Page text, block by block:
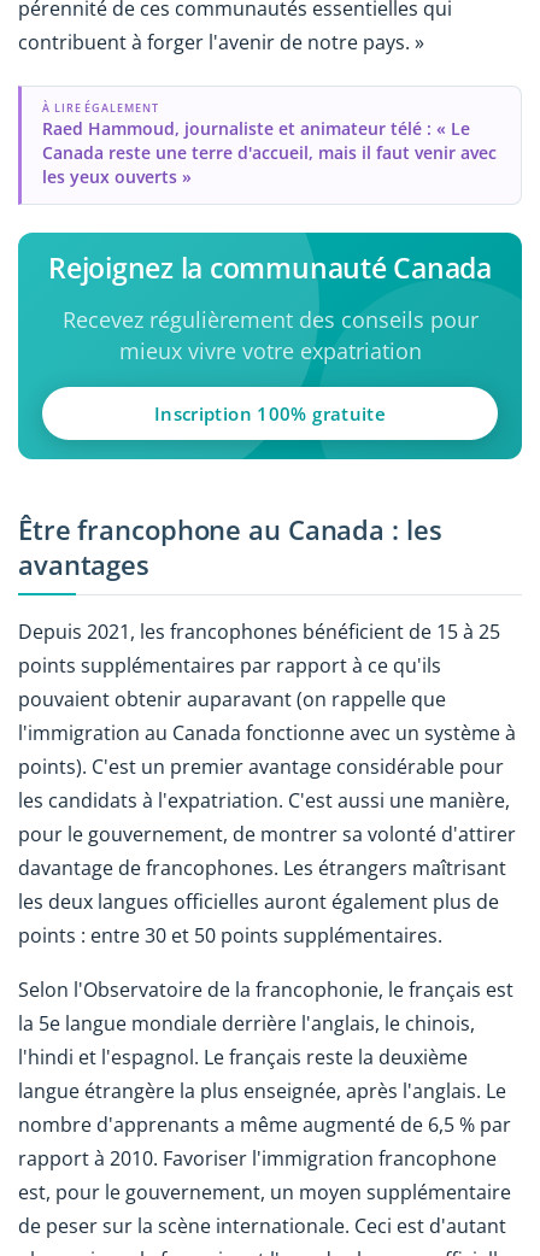
pérennité de ces communautés essentielles qui
contribuent à forger l'avenir de notre pays. »
À LIRE ÉGALEMENT
Raed Hammoud, journaliste et animateur télé : « Le
Canada reste une terre d'accueil, mais il faut venir avec
les yeux ouverts »
Rejoignez la communauté Canada
Recevez régulièrement des conseils pour
mieux vivre votre expatriation
Inscription 100% gratuite
Être francophone au Canada : les
avantages
Depuis 2021, les francophones bénéficient de 15 à 25
points supplémentaires par rapport à ce qu'ils
pouvaient obtenir auparavant (on rappelle que
l'immigration au Canada fonctionne avec un système à
points). C'est un premier avantage considérable pour
les candidats à l'expatriation. C'est aussi une manière,
pour le gouvernement, de montrer sa volonté d'attirer
davantage de francophones. Les étrangers maîtrisant
les deux langues officielles auront également plus de
points : entre 30 et 50 points supplémentaires.
Selon l'Observatoire de la francophonie, le français est
la 5e langue mondiale derrière l'anglais, le chinois,
l'hindi et l'espagnol. Le français reste la deuxième
langue étrangère la plus enseignée, après l'anglais. Le
nombre d'apprenants a même augmenté de 6,5 % par
rapport à 2010. Favoriser l'immigration francophone
est, pour le gouvernement, un moyen supplémentaire
de peser sur la scène internationale. Ceci est d'autant